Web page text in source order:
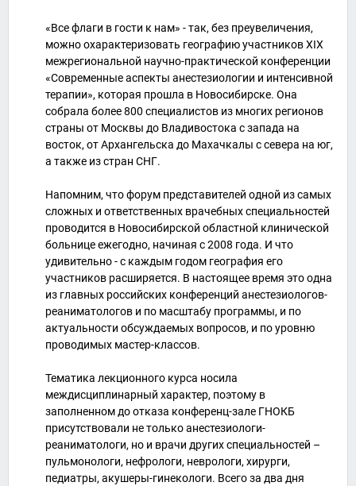
«Все флаги в гости к нам» - так, без преувеличения,
можно охарактеризовать географию участников XIX
межрегиональной научно-практической конференции
«Современные аспекты анестезиологии и интенсивной
терапии», которая прошла в Новосибирске. Она
собрала более 800 специалистов из многих регионов
страны от Москвы до Владивостока с запада на
восток, от Архангельска до Махачкалы с севера на юг,
а также из стран СНГ.
Напомним, что форум представителей одной из самых
сложных и ответственных врачебных специальностей
проводится в Новосибирской областной клинической
больнице ежегодно, начиная с 2008 года. И что
удивительно - с каждым годом география его
участников расширяется. В настоящее время это одна
из главных российских конференций анестезиологов-
реаниматологов и по масштабу программы, и по
актуальности обсуждаемых вопросов, и по уровню
проводимых мастер-классов.
Тематика лекционного курса носила
междисциплинарный характер, поэтому в
заполненном до отказа конференц-зале ГНОКБ
присутствовали не только анестезиологи-
реаниматологи, но и врачи других специальностей –
пульмонологи, нефрологи, неврологи, хирурги,
педиатры, акушеры-гинекологи. Всего за два дня